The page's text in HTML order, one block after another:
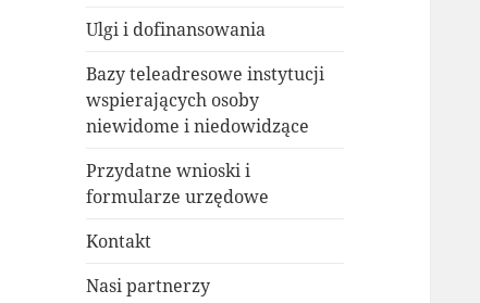
Ulgi i dofinansowania
Bazy teleadresowe instytucji
wspierających osoby
niewidome i niedowidzące
Przydatne wnioski i
formularze urzędowe
Kontakt
Nasi partnerzy